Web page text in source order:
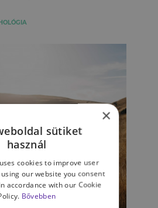
×
sütiket
használ
cookies to improve user
our website you consent
accordance with our Cookie
Bővebben